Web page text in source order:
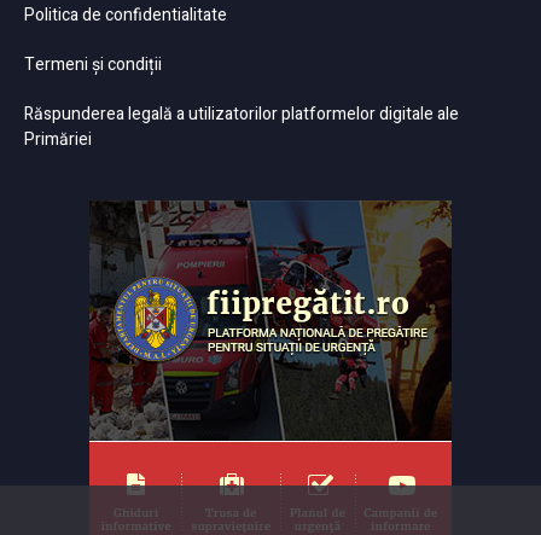
Politica de confidentialitate
Termeni și condiții
Răspunderea legală a utilizatorilor platformelor digitale ale
Primăriei